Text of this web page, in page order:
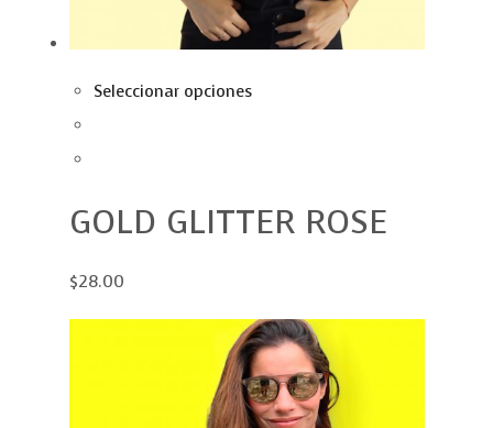
Seleccionar opciones
GOLD GLITTER ROSE
$28.00